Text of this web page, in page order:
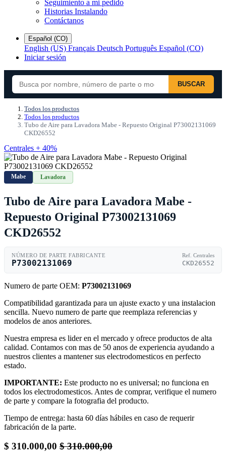
Seguimiento a mi pedido
Historias Instalando
Contáctanos
Español (CO)
English (US) Français Deutsch Português Español (CO)
Iniciar sesión
BUSCAR
Todos los productos
Todos los productos
Tubo de Aire para Lavadora Mabe - Repuesto Original P73002131069
CKD26552
Centrales + 40%
Mabe Lavadora
Tubo de Aire para Lavadora Mabe -
Repuesto Original P73002131069
CKD26552
NÚMERO DE PARTE FABRICANTE
P73002131069
Ref. Centrales
CKD26552
Numero de parte OEM: P73002131069
Compatibilidad garantizada para un ajuste exacto y una instalacion
sencilla. Nuevo numero de parte que reemplaza referencias y
modelos de anos anteriores.
Nuestra empresa es lider en el mercado y ofrece productos de alta
calidad. Contamos con mas de 50 anos de experiencia ayudando a
nuestros clientes a mantener sus electrodomesticos en perfecto
estado.
IMPORTANTE: Este producto no es universal; no funciona en
todos los electrodomesticos. Antes de comprar, verifique el numero
de parte y compare la fotografia del producto.
Tiempo de entrega: hasta 60 días hábiles en caso de requerir
fabricación de la parte.
$ 310.000,00 $310.000,00